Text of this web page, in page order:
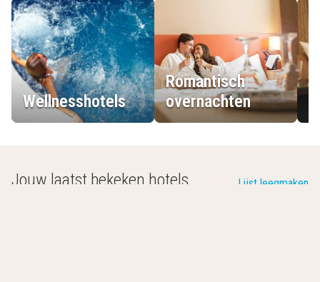
Wellnesshotels
Romantisch
overnachten
Jouw laatst bekeken hotels Lijst leegmaken